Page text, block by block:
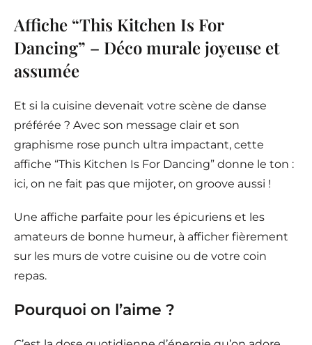
Affiche “This Kitchen Is For
Dancing” – Déco murale joyeuse et
assumée
Et si la cuisine devenait votre scène de danse
préférée ? Avec son message clair et son
graphisme rose punch ultra impactant, cette
affiche “This Kitchen Is For Dancing” donne le ton :
ici, on ne fait pas que mijoter, on groove aussi !
Une affiche parfaite pour les épicuriens et les
amateurs de bonne humeur, à afficher fièrement
sur les murs de votre cuisine ou de votre coin
repas.
Pourquoi on l’aime ?